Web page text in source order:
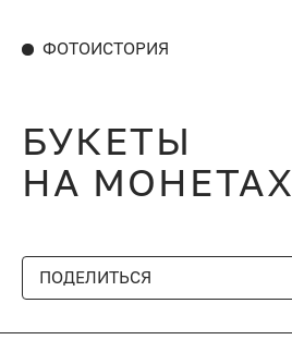
ФОТОИСТОРИЯ
БУКЕТЫ
НА МОНЕТАХ
ПОДЕЛИТЬСЯ